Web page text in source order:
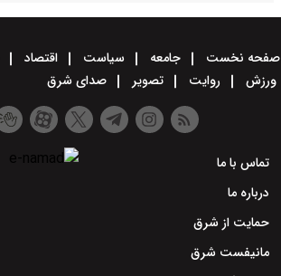
صفحه نخست جامعه سیاست اقتصاد
ورزش
روایت تصویر صدای شرق
تماس با ما
درباره ما
حمایت از شرق
مانیفست شرق